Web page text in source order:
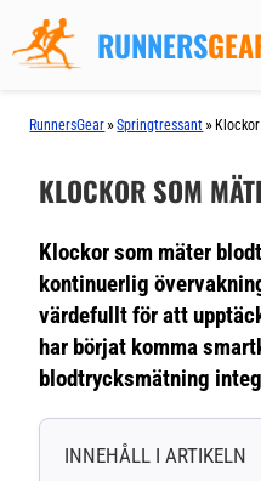
RUNNERS
RunnersGear »Springtressant »
KLOCKOR SOM
Klockor som mäter
kontinuerlig
värdefullt för att
har börjat komma
blodtrycksmätning
INNEHÅLL I ARTIKELN